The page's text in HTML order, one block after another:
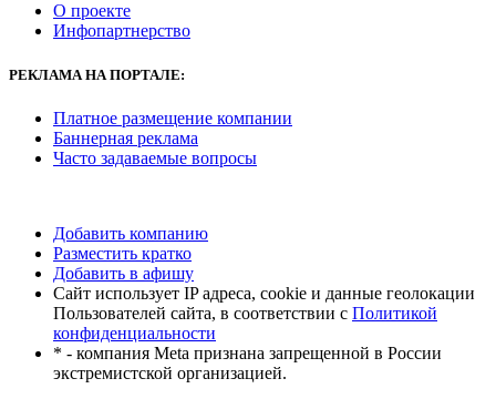
О проекте
Инфопартнерство
РЕКЛАМА НА ПОРТАЛЕ:
Платное размещение компании
Баннерная реклама
Часто задаваемые вопросы
Добавить компанию
Разместить кратко
Добавить в афишу
Сайт использует IP адреса, cookie и данные геолокации
Пользователей сайта, в соответствии с Политикой
конфиденциальности
* - компания Meta признана запрещенной в России
экстремистской организацией.